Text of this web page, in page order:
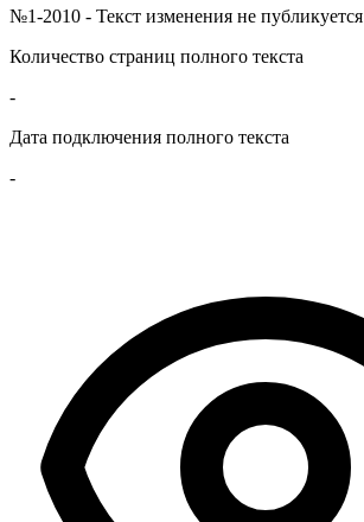
№1-2010 - Текст изменения не публикуется
Количество страниц полного текста
-
Дата подключения полного текста
-